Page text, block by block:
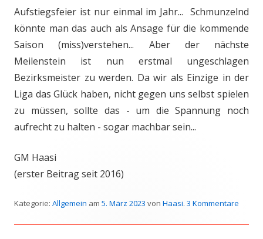
Aufstiegsfeier ist nur einmal im Jahr... Schmunzelnd
könnte man das auch als Ansage für die kommende
Saison (miss)verstehen... Aber der nächste
Meilenstein ist nun erstmal ungeschlagen
Bezirksmeister zu werden. Da wir als Einzige in der
Liga das Glück haben, nicht gegen uns selbst spielen
zu müssen, sollte das - um die Spannung noch
aufrecht zu halten - sogar machbar sein...
GM Haasi
(erster Beitrag seit 2016)
Kategorie: Allgemein am 5. März 2023 von Haasi. 3 Kommentare